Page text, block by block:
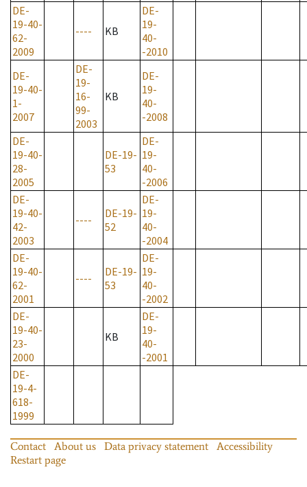
DE-
19-40-
62-
2009
---- KB
DE-
19-
40-
-2010
DE-
19-40-
1-
2007
DE-
19-
16-
99-
2003
KB
DE-
19-
40-
-2008
DE-
19-40-
28-
2005
DE-19-
53
DE-
19-
40-
-2006
DE-
19-40-
42-
2003
----
DE-19-
52
DE-
19-
40-
-2004
DE-
19-40-
62-
2001
----
DE-19-
53
DE-
19-
40-
-2002
DE-
19-40-
23-
2000
KB
DE-
19-
40-
-2001
DE-
19-4-
618-
1999
Contact About us Data privacy statement
Accessibility
Restart page